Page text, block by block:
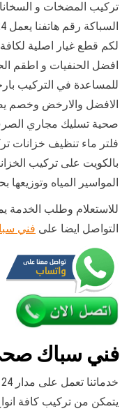
تركيب المضخات و
لكم قطع غيار اصلية
افضل الحنفيات و اطقم
للمساعدة في التركيب
صحية تسليك مجاري
فلتر ماء تنظيف خزانات
بالكويت على تركيب
المواسير المياه
للاستعلام وطلب الخدمة
التواصل ايضا على فني
فني سباك
يتمكن من تركيب كافة